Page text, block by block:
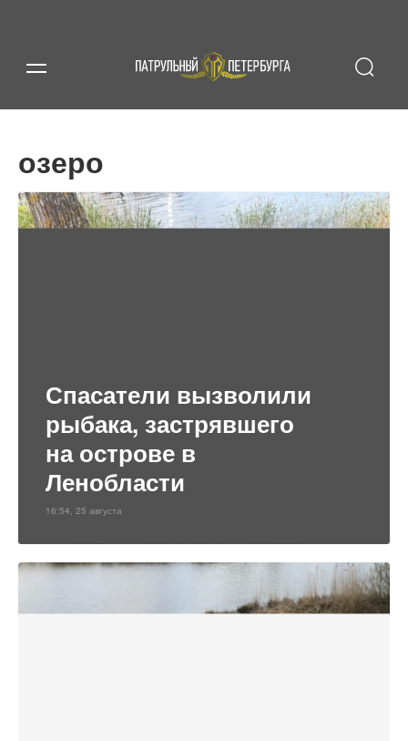
озеро
Спасатели вызволили
рыбака, застрявшего
на острове в
Ленобласти
16:54, 25 августа